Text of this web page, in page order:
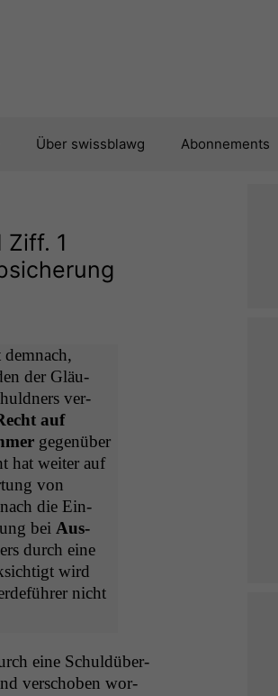
Über swissblawg Abonnements
Ziff. 1
der Gläu­
ver­
auf
gegenüber
hat weit­er auf
von
die Ein­
bei Aus­
durch eine
wird
nicht
ver­schoben wor­